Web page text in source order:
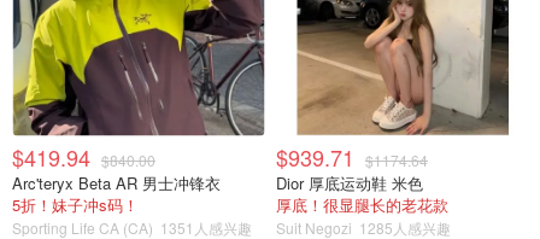
$419.94 $840.00
Arc'teryx Beta AR 男士冲锋衣
5折！妹子冲s码！
Sporting Life CA (CA) 1351人感兴趣
$939.71 $1174.64
Dior 厚底运动鞋 米色
厚底！很显腿长的老花款
Suit Negozi 1285人感兴趣